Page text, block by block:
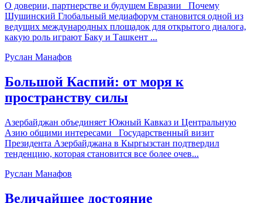
О доверии, партнерстве и будущем Евразии Почему
Шушинский Глобальный медиафорум становится одной из
ведущих международных площадок для открытого диалога,
какую роль играют Баку и Ташкент ...
Руслан Манафов
Большой Каспий: от моря к
пространству силы
Азербайджан объединяет Южный Кавказ и Центральную
Азию общими интересами Государственный визит
Президента Азербайджана в Кыргызстан подтвердил
тенденцию, которая становится все более очев...
Руслан Манафов
Величайшее достояние